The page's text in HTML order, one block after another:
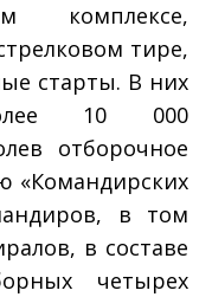
комплексе,
тире,
старты. В них
10 000
отборочное
«Командирских
в том
в составе
четырех